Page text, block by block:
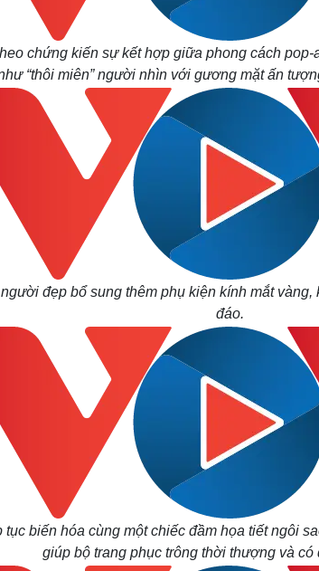
chứng kiến sự kết hợp giữa phong cách
“thôi miên” người nhìn với gương mặt ấn
đẹp bổ sung thêm phụ kiện kính mắt
đáo.
biến hóa cùng một chiếc đầm họa tiết ngôi
giúp bộ trang phục trông thời thượng và có